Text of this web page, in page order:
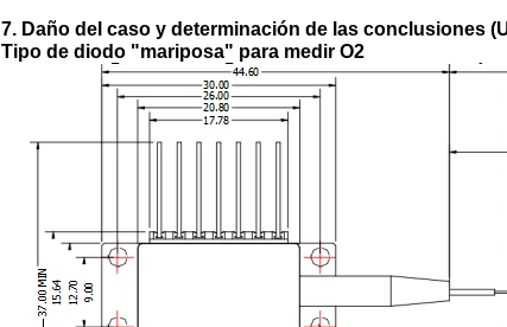
7. Daño del caso y determinación de las conclusiones
Tipo de diodo "mariposa" para medir O2